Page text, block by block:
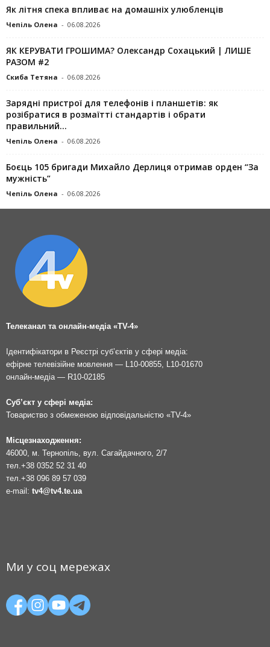
Як літня спека впливає на домашніх улюбленців
Чепіль Олена - 06.08.2026
ЯК КЕРУВАТИ ГРОШИМА? Олександр Сохацький | ЛИШЕ
РАЗОМ #2
Скиба Тетяна - 06.08.2026
Зарядні пристрої для телефонів і планшетів: як
розібратися в розмаїтті стандартів і обрати
правильний...
Чепіль Олена - 06.08.2026
Боєць 105 бригади Михайло Дерлиця отримав орден “За
мужність”
Чепіль Олена - 06.08.2026
Телеканал та онлайн-медіа «TV-4»
Ідентифікатори в Реєстрі суб’єктів у сфері медіа:
ефірне телевізійне мовлення — L10-00855, L10-01670
онлайн-медіа — R10-02185
Суб’єкт у сфері медіа:
Товариство з обмеженою відповідальністю «TV-4»
Місцезнаходження:
46000, м. Тернопіль, вул. Сагайдачного, 2/7
тел. +38 0352 52 31 40
тел. +38 096 89 57 039
e-mail: tv4@tv4.te.ua
Ми у соц мережах